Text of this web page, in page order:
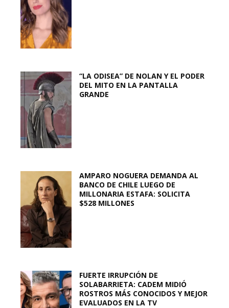
“LA ODISEA” DE NOLAN Y EL PODER
DEL MITO EN LA PANTALLA
GRANDE
AMPARO NOGUERA DEMANDA AL
BANCO DE CHILE LUEGO DE
MILLONARIA ESTAFA: SOLICITA
$528 MILLONES
FUERTE IRRUPCIÓN DE
SOLABARRIETA: CADEM MIDIÓ
ROSTROS MÁS CONOCIDOS Y MEJOR
EVALUADOS EN LA TV